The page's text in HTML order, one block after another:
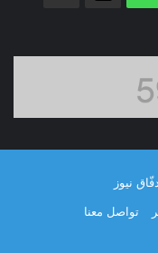
نيوز
تواصل معنا